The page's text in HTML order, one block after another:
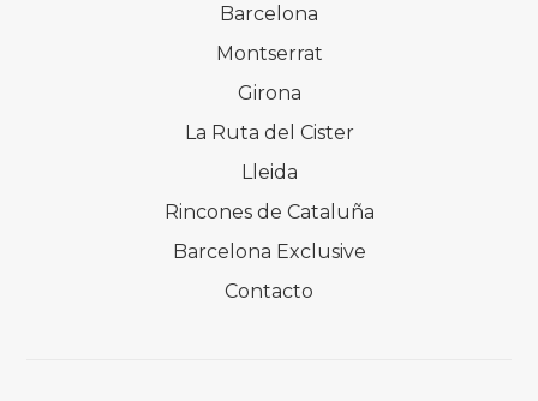
Barcelona
Montserrat
Girona
La Ruta del Cister
Lleida
Rincones de Cataluña
Barcelona Exclusive
Contacto